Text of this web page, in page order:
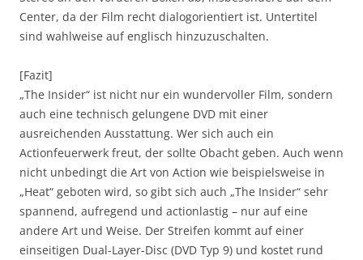
Center, da der Film recht dialogorientiert ist. Untertitel
sind wahlweise auf englisch hinzuzuschalten.
[Fazit]
„The Insider“ ist nicht nur ein wundervoller Film, sondern
auch eine technisch gelungene DVD mit einer
ausreichenden Ausstattung. Wer sich auch ein
Actionfeuerwerk freut, der sollte Obacht geben. Auch wenn
nicht unbedingt die Art von Action wie beispielsweise in
„Heat“ geboten wird, so gibt sich auch „The Insider“ sehr
spannend, aufregend und actionlastig – nur auf eine
andere Art und Weise. Der Streifen kommt auf einer
einseitigen Dual-Layer-Disc (DVD Typ 9) und kostet rund